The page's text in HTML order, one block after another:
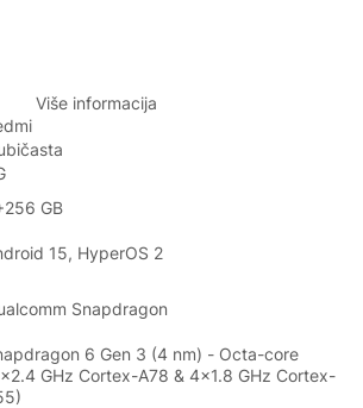
Više informacija
GB
15, HyperOS 2
Snapdragon
6 Gen 3 (4 nm) - Octa-core
GHz Cortex-A78 & 4x1.8 GHz Cortex-